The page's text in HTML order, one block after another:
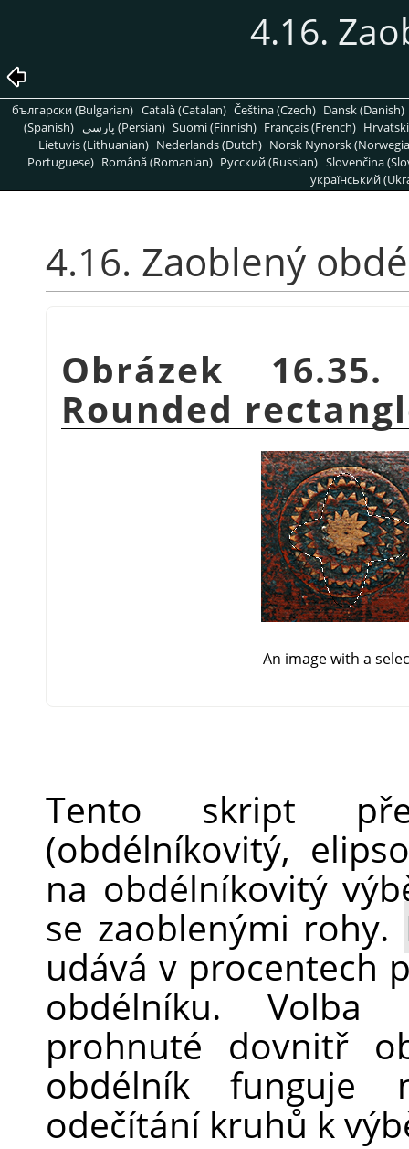
4.16.
български (Bulgarian) Català (Catalan) Čeština (Czech) Dansk (Danish)
(Spanish)
پارسی (Persian) Suomi (Finnish) Français (French)
Lietuvis (Lithuanian) Nederlands (Dutch) Norsk Nynorsk
Portuguese) Română (Romanian) Pусский (Russian) Slovenčina
український
4.16. Zaoblený
Obrázek
Rounded
An image with a
Tento skript
(obdélníkovitý,
na obdélníkovitý
se zaoblenými rohy.
udává v procentech
obdélníku. Volba
prohnuté dovnitř
obdélník funguje
odečítání kruhů k